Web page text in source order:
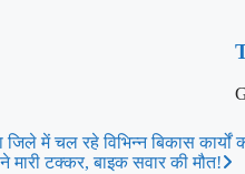
जिले में चल रहे विभिन्न बिकास कार्यों
मारी टक्कर, बाइक सवार की मौत!